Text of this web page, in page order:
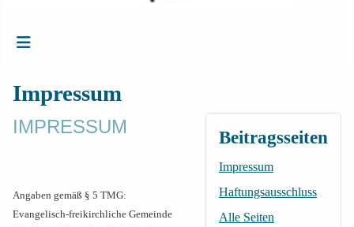
Impressum
Beitragsseiten
Impressum
Haftungsausschluss
Alle Seiten
IMPRESSUM
Angaben gemäß § 5 TMG:
Evangelisch-freikirchliche Gemeinde